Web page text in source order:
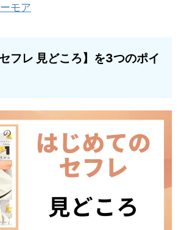
モア
フレ 見どころ】を3つのポイ